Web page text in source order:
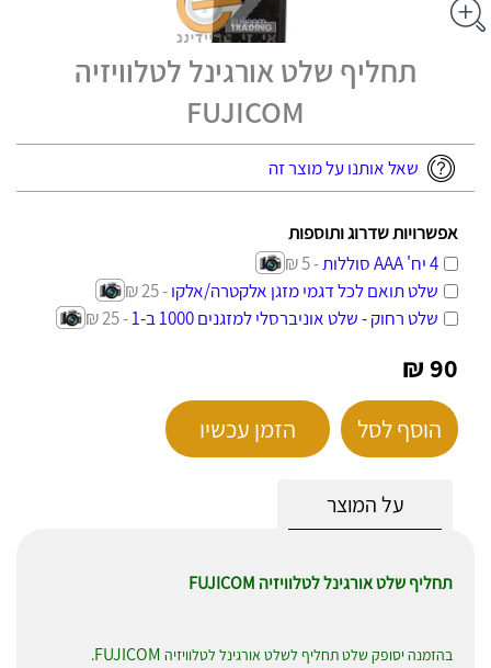
תחליף שלט אורגינל לטלוויזיה
FUJICOM
שאל אותנו על מוצר זה
אפשרויות שדרוג ותוספות
4 יח' AAA סוללות
- 5 ₪
שלט תואם לכל דגמי מזגן אלקטרה/אלקו- 25 ₪
שלט רחוק - שלט אוניברסלי למזגנים 1000 ב-1
- 25 ₪
90 ₪
הוסף לסל הזמן עכשיו
על המוצר
תחליף שלט אורגינל לטלוויזיה FUJICOM
בהזמנה יסופק שלט תחליף לשלט אורגינל לטלוויזיה FUJICOM
.